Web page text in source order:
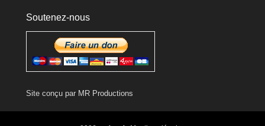
Soutenez-nous
Site conçu par MR Productions